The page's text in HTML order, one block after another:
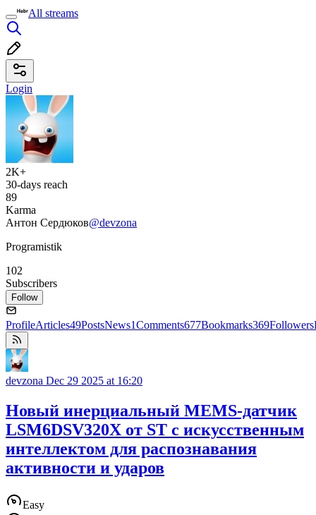
All streams
Login
2K+
30-days reach
89
Karma
Антон Сердюков@devzona
Programistik
102
Subscribers
Follow
ProfileArticles49PostsNews1Comments677Bookmarks369Followers
devzona Dec 29 2025 at 16:20
Новый инерциальный MEMS-датчик
LSM6DSV320X от ST c искусственным
интеллектом для распознавания
активности и ударов
Easy